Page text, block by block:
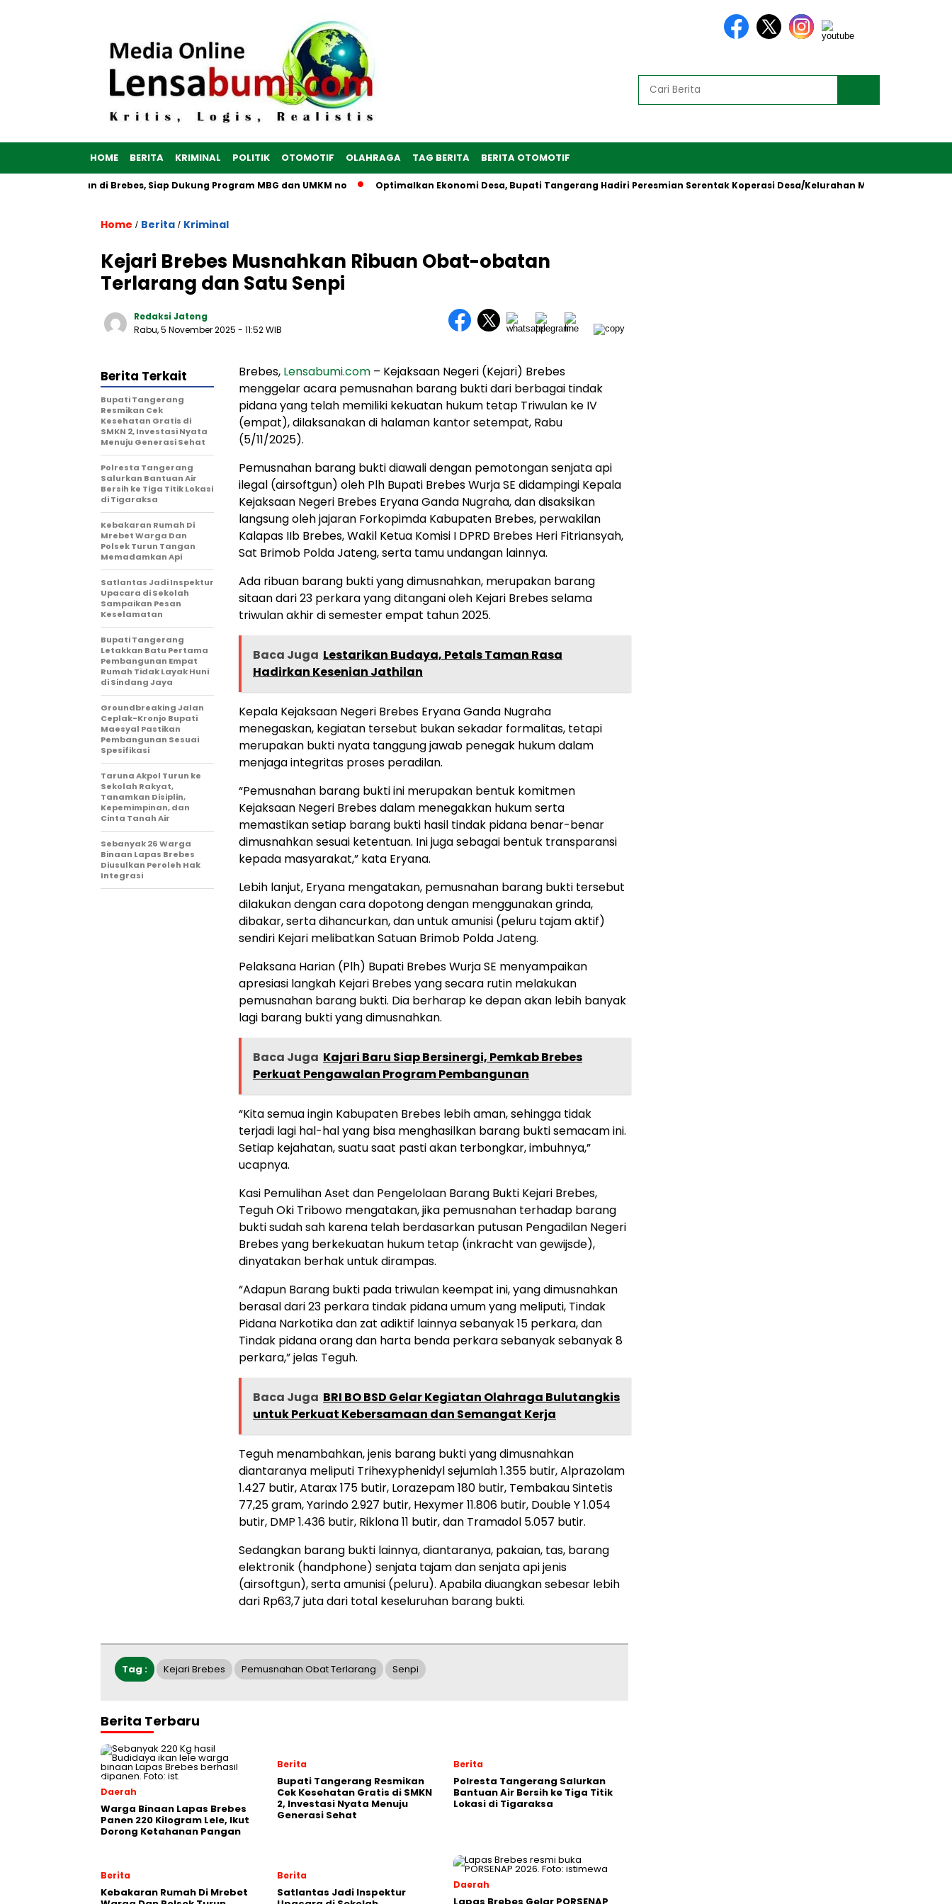
HOME BERITA KRIMINAL POLITIK OTOMOTIF OLAHRAGA TAG BERITA BERITA OTOMOTIF
Dibangun di Brebes, Siap Dukung Program MBG dan UMKM no Optimalkan Ekonomi Desa, Bupati Tangerang Hadiri Peresmian Serentak Koperasi Desa/Kelurahan Merah Putih oleh
Home / Berita / Kriminal
Kejari Brebes Musnahkan Ribuan Obat-obatan
Terlarang dan Satu Senpi
Redaksi Jateng
Rabu, 5 November 2025 - 11:52 WIB
Brebes, Lensabumi.com – Kejaksaan Negeri (Kejari) Brebes
menggelar acara pemusnahan barang bukti dari berbagai tindak
pidana yang telah memiliki kekuatan hukum tetap Triwulan ke IV
(empat), dilaksanakan di halaman kantor setempat, Rabu
(5/11/2025).
Pemusnahan barang bukti diawali dengan pemotongan senjata api
ilegal (airsoftgun) oleh Plh Bupati Brebes Wurja SE didampingi Kepala
Kejaksaan Negeri Brebes Eryana Ganda Nugraha, dan disaksikan
langsung oleh jajaran Forkopimda Kabupaten Brebes, perwakilan
Kalapas IIb Brebes, Wakil Ketua Komisi I DPRD Brebes Heri Fitriansyah,
Sat Brimob Polda Jateng, serta tamu undangan lainnya.
Ada ribuan barang bukti yang dimusnahkan, merupakan barang
sitaan dari 23 perkara yang ditangani oleh Kejari Brebes selama
triwulan akhir di semester empat tahun 2025.
Baca Juga Lestarikan Budaya, Petals Taman Rasa
Hadirkan Kesenian Jathilan
Kepala Kejaksaan Negeri Brebes Eryana Ganda Nugraha
menegaskan, kegiatan tersebut bukan sekadar formalitas, tetapi
merupakan bukti nyata tanggung jawab penegak hukum dalam
menjaga integritas proses peradilan.
“Pemusnahan barang bukti ini merupakan bentuk komitmen
Kejaksaan Negeri Brebes dalam menegakkan hukum serta
memastikan setiap barang bukti hasil tindak pidana benar-benar
dimusnahkan sesuai ketentuan. Ini juga sebagai bentuk transparansi
kepada masyarakat,” kata Eryana.
Lebih lanjut, Eryana mengatakan, pemusnahan barang bukti tersebut
dilakukan dengan cara dopotong dengan menggunakan grinda,
dibakar, serta dihancurkan, dan untuk amunisi (peluru tajam aktif)
sendiri Kejari melibatkan Satuan Brimob Polda Jateng.
Pelaksana Harian (Plh) Bupati Brebes Wurja SE menyampaikan
apresiasi langkah Kejari Brebes yang secara rutin melakukan
pemusnahan barang bukti. Dia berharap ke depan akan lebih banyak
lagi barang bukti yang dimusnahkan.
Baca Juga Kajari Baru Siap Bersinergi, Pemkab Brebes
Perkuat Pengawalan Program Pembangunan
“Kita semua ingin Kabupaten Brebes lebih aman, sehingga tidak
terjadi lagi hal-hal yang bisa menghasilkan barang bukti semacam ini.
Setiap kejahatan, suatu saat pasti akan terbongkar, imbuhnya,”
ucapnya.
Kasi Pemulihan Aset dan Pengelolaan Barang Bukti Kejari Brebes,
Teguh Oki Tribowo mengatakan, jika pemusnahan terhadap barang
bukti sudah sah karena telah berdasarkan putusan Pengadilan Negeri
Brebes yang berkekuatan hukum tetap (inkracht van gewijsde),
dinyatakan berhak untuk dirampas.
“Adapun Barang bukti pada triwulan keempat ini, yang dimusnahkan
berasal dari 23 perkara tindak pidana umum yang meliputi, Tindak
Pidana Narkotika dan zat adiktif lainnya sebanyak 15 perkara, dan
Tindak pidana orang dan harta benda perkara sebanyak sebanyak 8
perkara,” jelas Teguh.
Baca Juga BRI BO BSD Gelar Kegiatan Olahraga Bulutangkis
untuk Perkuat Kebersamaan dan Semangat Kerja
Teguh menambahkan, jenis barang bukti yang dimusnahkan
diantaranya meliputi Trihexyphenidyl sejumlah 1.355 butir, Alprazolam
1.427 butir, Atarax 175 butir, Lorazepam 180 butir, Tembakau Sintetis
77,25 gram, Yarindo 2.927 butir, Hexymer 11.806 butir, Double Y 1.054
butir, DMP 1.436 butir, Riklona 11 butir, dan Tramadol 5.057 butir.
Sedangkan barang bukti lainnya, diantaranya, pakaian, tas, barang
elektronik (handphone) senjata tajam dan senjata api jenis
(airsoftgun), serta amunisi (peluru). Apabila diuangkan sebesar lebih
dari Rp63,7 juta dari total keseluruhan barang bukti.
Berita Terkait
‎Bupati Tangerang
Resmikan Cek
Kesehatan Gratis di
SMKN 2, Investasi Nyata
Menuju Generasi Sehat
Polresta Tangerang
Salurkan Bantuan Air
Bersih ke Tiga Titik Lokasi
di Tigaraksa
Kebakaran Rumah Di
Mrebet Warga Dan
Polsek Turun Tangan
Memadamkan Api
Satlantas Jadi Inspektur
Upacara di Sekolah
Sampaikan Pesan
Keselamatan
Bupati Tangerang
Letakkan Batu Pertama
Pembangunan Empat
Rumah Tidak Layak Huni
di Sindang Jaya
Groundbreaking Jalan
Ceplak-Kronjo Bupati
Maesyal Pastikan
Pembangunan Sesuai
Spesifikasi
Taruna Akpol Turun ke
Sekolah Rakyat,
Tanamkan Disiplin,
Kepemimpinan, dan
Cinta Tanah Air
Sebanyak 26 Warga
Binaan Lapas Brebes
Diusulkan Peroleh Hak
Integrasi
Tag : Kejari Brebes Pemusnahan Obat Terlarang Senpi
Berita Terbaru
Daerah
Warga Binaan Lapas Brebes
Panen 220 Kilogram Lele, Ikut
Dorong Ketahanan Pangan
Berita
‎Bupati Tangerang Resmikan
Cek Kesehatan Gratis di SMKN
2, Investasi Nyata Menuju
Generasi Sehat
Berita
Polresta Tangerang Salurkan
Bantuan Air Bersih ke Tiga Titik
Lokasi di Tigaraksa
Berita
Kebakaran Rumah Di Mrebet
Berita
Satlantas Jadi Inspektur
Daerah